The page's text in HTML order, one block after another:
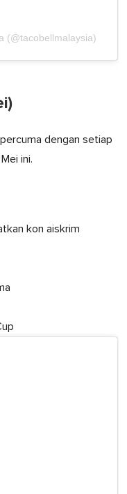
(@tacobellmalaysia)
dengan setiap
ini.
kon aiskrim